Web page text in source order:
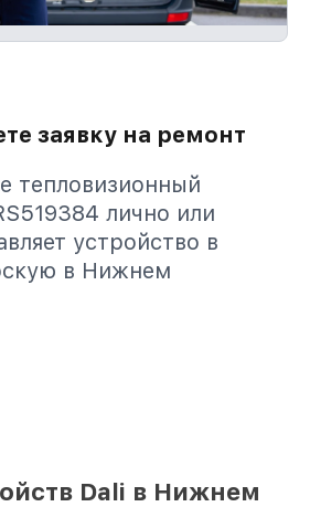
заявку на ремонт
тепловизионный
лично или
устройство в
в Нижнем
Dali в Нижнем